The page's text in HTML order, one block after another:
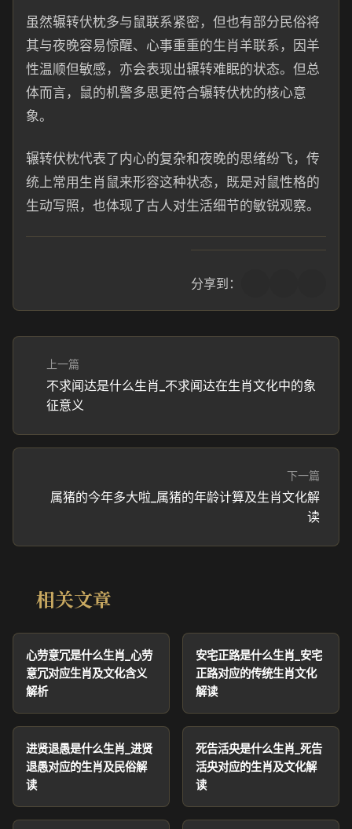
虽然辗转伏枕多与鼠联系紧密，但也有部分民俗将
其与夜晚容易惊醒、心事重重的生肖羊联系，因羊
性温顺但敏感，亦会表现出辗转难眠的状态。但总
体而言，鼠的机警多思更符合辗转伏枕的核心意
象。
辗转伏枕代表了内心的复杂和夜晚的思绪纷飞，传
统上常用生肖鼠来形容这种状态，既是对鼠性格的
生动写照，也体现了古人对生活细节的敏锐观察。
分享到：
上一篇
不求闻达是什么生肖_不求闻达在生肖文化中的象
征意义
下一篇
属猪的今年多大啦_属猪的年龄计算及生肖文化解
读
相关文章
心劳意冗是什么生肖_心劳
意冗对应生肖及文化含义
解析
安宅正路是什么生肖_安宅
正路对应的传统生肖文化
解读
进贤退愚是什么生肖_进贤
退愚对应的生肖及民俗解
读
死告活央是什么生肖_死告
活央对应的生肖及文化解
读